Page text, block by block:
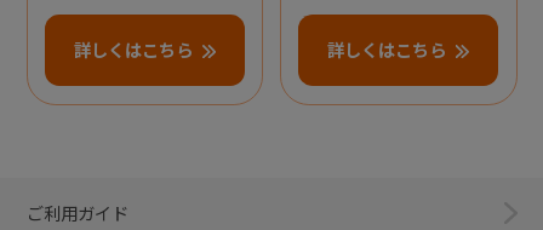
詳しくはこちら 詳しくはこちら
ご利用ガイド